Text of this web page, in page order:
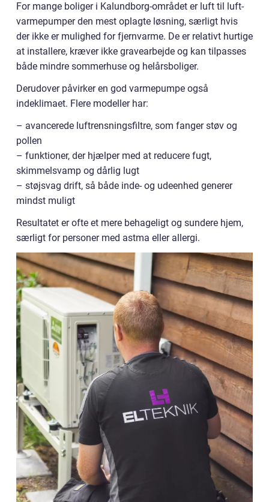
For mange boliger i Kalundborg-området er luft til luft-
varmepumper den mest oplagte løsning, særligt hvis
der ikke er mulighed for fjernvarme. De er relativt hurtige
at installere, kræver ikke gravearbejde og kan tilpasses
både mindre sommerhuse og helårsboliger.
Derudover påvirker en god varmepumpe også
indeklimaet. Flere modeller har:
– avancerede luftrensningsfiltre, som fanger støv og
pollen
– funktioner, der hjælper med at reducere fugt,
skimmelsvamp og dårlig lugt
– støjsvag drift, så både inde- og udeenhed generer
mindst muligt
Resultatet er ofte et mere behageligt og sundere hjem,
særligt for personer med astma eller allergi.